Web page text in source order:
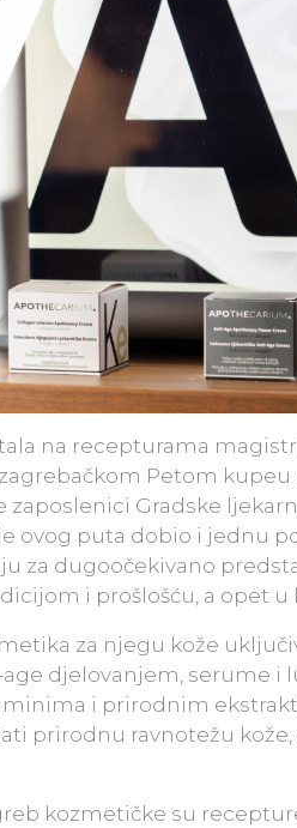
na recepturama
Petom
Gradske
ovog puta dobio i jednu
za dugoočekivano
i prošlošću, a opet
za njegu kože
djelovanjem, serume i
i prirodnim
prirodnu ravnotežu
kozmetičke su